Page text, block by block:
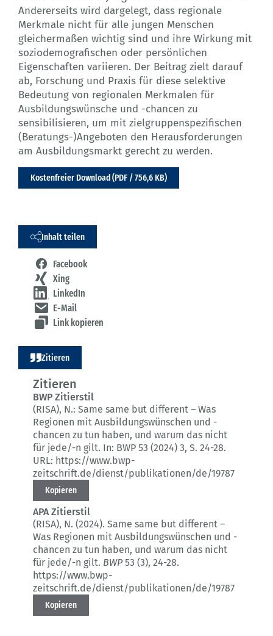
Andererseits wird dargelegt, dass regionale
Merkmale nicht für alle jungen Menschen
gleichermaßen wichtig sind und ihre Wirkung mit
soziodemografischen oder persönlichen
Eigenschaften variieren. Der Beitrag zielt darauf
ab, Forschung und Praxis für diese selektive
Bedeutung von regionalen Merkmalen für
Ausbildungswünsche und -chancen zu
sensibilisieren, um mit zielgruppenspezifischen
(Beratungs-)Angeboten den Herausforderungen
am Ausbildungsmarkt gerecht zu werden.
Kostenfreier Download (PDF / 756,6 KB)
Inhalt teilen
Facebook
Xing
LinkedIn
E-Mail
Link kopieren
Zitieren
Zitieren
BWP Zitierstil
(RISA), N.: Same same but different – Was
Regionen mit Ausbildungswünschen und -
chancen zu tun haben, und warum das nicht
für jede/-n gilt. In: BWP 53 (2024) 3, S. 24-28.
URL: https://www.bwp-
zeitschrift.de/dienst/publikationen/de/19787
Kopieren
APA Zitierstil
(RISA), N. (2024). Same same but different –
Was Regionen mit Ausbildungswünschen und -
chancen zu tun haben, und warum das nicht
für jede/-n gilt. BWP53 (3), 24-28.
https://www.bwp-
zeitschrift.de/dienst/publikationen/de/19787
Kopieren